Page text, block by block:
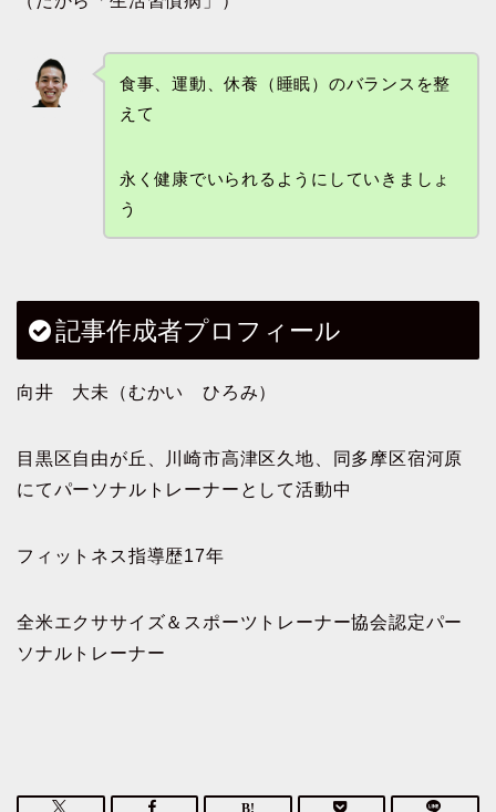
食事、運動、休養（睡眠）のバランスを整
えて
永く健康でいられるようにしていきましょ
う
記事作成者プロフィール
向井 大未（むかい ひろみ）
目黒区自由が丘、川崎市高津区久地、同多摩区宿河原
にてパーソナルトレーナーとして活動中
フィットネス指導歴17年
全米エクササイズ＆スポーツトレーナー協会認定パー
ソナルトレーナー